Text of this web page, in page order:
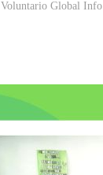
Voluntario Global Info